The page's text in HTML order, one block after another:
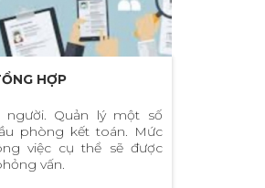
HỢP
người. Quản lý một số
phòng kết toán. Mức
việc cụ thể sẽ được
vấn.